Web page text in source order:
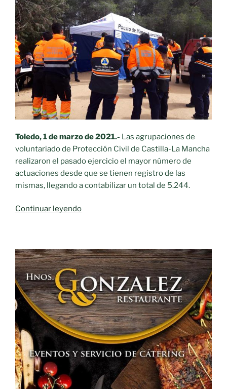
Toledo, 1 de marzo de 2021.- Las agrupaciones de
voluntariado de Protección Civil de Castilla-La Mancha
realizaron el pasado ejercicio el mayor número de
actuaciones desde que se tienen registro de las
mismas, llegando a contabilizar un total de 5.244.
Continuar leyendo«Las
de
Protección
Civil
de
Castilla-
La
Mancha
realizaron
en
2020